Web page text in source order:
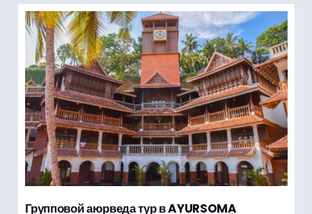
Групповой аюрведа тур в AYURSOMA